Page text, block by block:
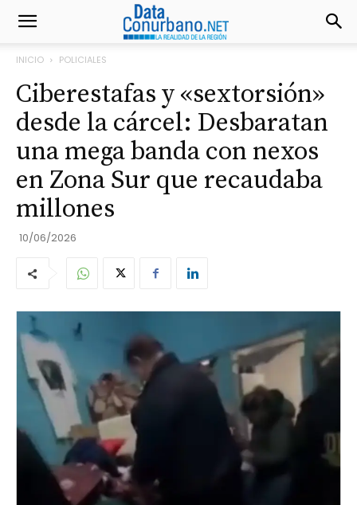
INICIO POLICIALES
Ciberestafas y «sextorsión»
desde la cárcel: Desbaratan
una mega banda con nexos
en Zona Sur que recaudaba
millones
10/06/2026